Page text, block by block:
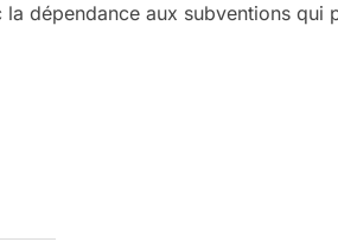
la dépendance aux subventions qui